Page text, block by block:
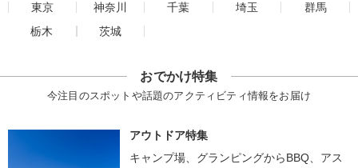
東京
神奈川 千葉 埼玉
群馬
栃木
茨城
おでかけ特集
今注目のスポットや話題のアクティビティ情報をお届け
アウトドア特集
キャンプ場、グランピングからBBQ、アス